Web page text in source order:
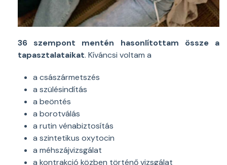
36 szempont mentén hasonlítottam össze a
tapasztalataikat. Kíváncsi voltam a
a császármetszés
a szülésindítás
a beöntés
a borotválás
a rutin vénabiztosítás
a szintetikus oxytocin
a méhszájvizsgálat
a kontrakció közben történő vizsgálat